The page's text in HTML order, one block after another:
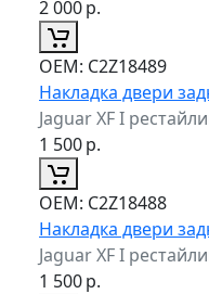
2 000р.
ОЕМ: C2Z18489
Накладка двери
Jaguar XF I
1 500р.
ОЕМ: C2Z18488
Накладка двери
Jaguar XF I
1 500р.